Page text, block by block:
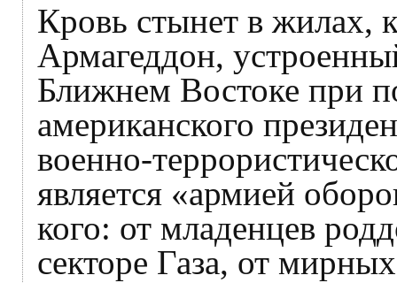
Кровь стынет в жилах,
Армагеддон,
Ближнем Востоке при
американского
военно-
является «армией
кого: от младенцев
секторе Газа, от